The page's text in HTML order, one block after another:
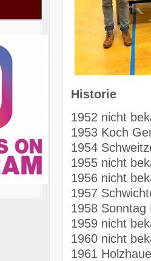
Historie
1952 nicht
1953 Koch
1954
1955 nicht
1956 nicht
1957
1958
1959 nicht
1960 nicht
1961